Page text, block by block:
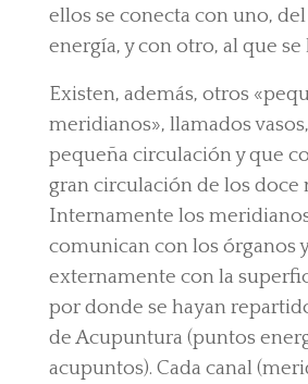
ellos se conecta con uno,
energía, y con otro, al que se
Existen, además, otros
meridianos», llamados
pequeña circulación y que
gran circulación de los doce
Internamente los
comunican con los órganos
externamente con la
por donde se hayan
de Acupuntura (puntos
acupuntos). Cada canal